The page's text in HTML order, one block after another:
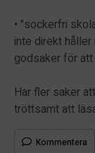
• "sockerfri
inte direkt
godsaker för
Har fler saker
tröttsamt att
Kommentera